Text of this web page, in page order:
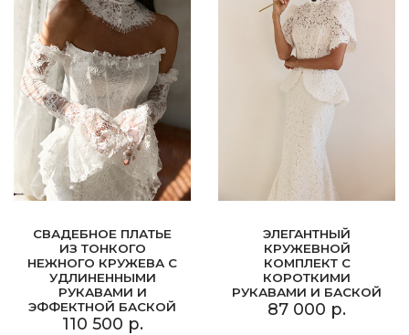
СВАДЕБНОЕ ПЛАТЬЕ
ИЗ ТОНКОГО
НЕЖНОГО КРУЖЕВА С
УДЛИНЕННЫМИ
РУКАВАМИ И
ЭФФЕКТНОЙ БАСКОЙ
110 500 р.
ЭЛЕГАНТНЫЙ
КРУЖЕВНОЙ
КОМПЛЕКТ С
КОРОТКИМИ
РУКАВАМИ И БАСКОЙ
87 000 р.